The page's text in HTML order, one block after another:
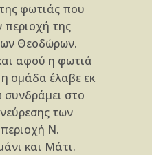
φωτιάς που
της
Θεοδώρων.
αφού η φωτιά
ομάδα έλαβε εκ
συνδράμει στο
των
Ν.
και Μάτι.